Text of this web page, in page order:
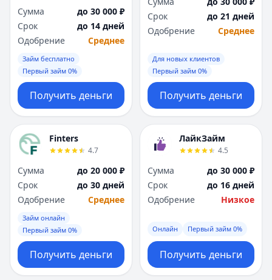
Сумма
до 30 000 ₽
Срок
до 14 дней
Одобрение
Среднее
Займ бесплатно
Первый займ 0%
Получить деньги
Срок
до 21 дней
Одобрение
Среднее
Для новых клиентов
Первый займ 0%
Получить деньги
Finters
4.7
Сумма
до 20 000 ₽
Срок
до 30 дней
Одобрение
Среднее
Займ онлайн
Первый займ 0%
Получить деньги
ЛайкЗайм
4.5
Сумма
до 30 000 ₽
Срок
до 16 дней
Одобрение
Низкое
Онлайн Первый займ 0%
Получить деньги